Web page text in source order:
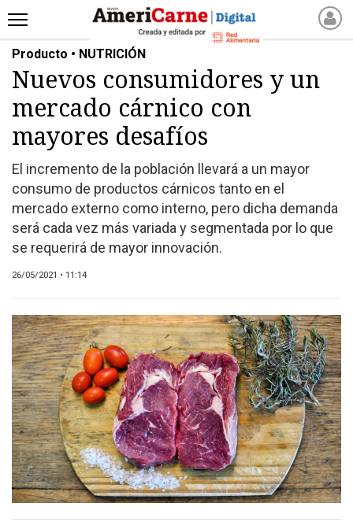
INICIO
NOTICIAS RECIENTES
NOTICIAS
ARTICULOS
PRODUCCIÓN
PROCESO
PRODUCTO
NUEVOS PRODUCTOS
MARKETPLACE
REVISTAS
CATÁLOGO DE CORTES
DE CARNE VACUNA
EVENTOS Y
CAPACITACIONES
DIRECTORIO
CALENDARIO
MEDIA KIT
SERVICIOS
Producto • NUTRICIÓN
Nuevos consumidores y un
mercado cárnico con
mayores desafíos
El incremento de la población llevará a un mayor
consumo de productos cárnicos tanto en el
mercado externo como interno, pero dicha demanda
será cada vez más variada y segmentada por lo que
se requerirá de mayor innovación.
26/05/2021 • 11:14